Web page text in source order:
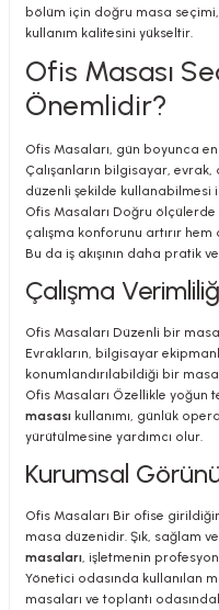
Chairs
bölüm için doğru masa
kullanım kalitesini yükseltir.
Ofis Masası
Önemlidir?
Ofis Masaları, gün boyunca
Çalışanların bilgisayar, evrak,
düzenli şekilde kullanabilmesi
Ofis Masaları Doğru
çalışma konforunu artırır hem
Bu da iş akışının daha pratik
Çalışma
Ofis Masaları Düzenli bir
Evrakların, bilgisayar
konumlandırılabildiği bir
Ofis Masaları Özellikle yoğun
masası kullanımı, günlük
yürütülmesine yardımcı olur.
Kurumsal
Ofis Masaları Bir ofise
masa düzenidir. Şık, sağlam
masaları , işletmenin
Yönetici odasında kullanılan
masaları ve toplantı